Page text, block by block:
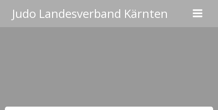
Inhalt
Judo Landesverband Kärnten